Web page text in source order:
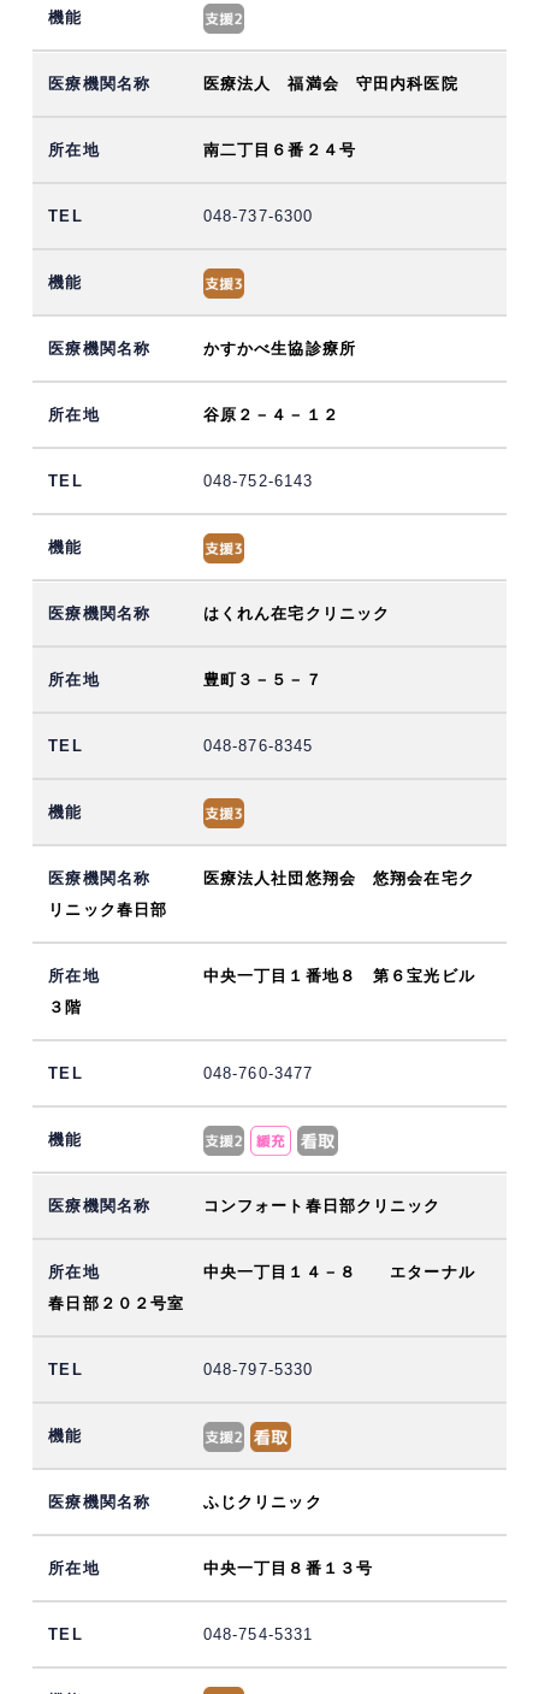
医療法人 福満会 守田内科医院
南二丁目６番２４号
048-737-6300
かすかべ生協診療所
谷原２－４－１２
048-752-6143
はくれん在宅クリニック
豊町３－５－７
048-876-8345
医療法人社団悠翔会 悠翔会在宅ク
リニック春日部
中央一丁目１番地８ 第６宝光ビル
３階
048-760-3477
コンフォート春日部クリニック
中央一丁目１４－８ エターナル
春日部２０２号室
048-797-5330
ふじクリニック
中央一丁目８番１３号
048-754-5331